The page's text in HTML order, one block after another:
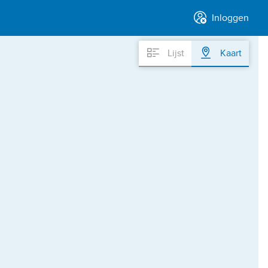
Inloggen
Lijst Kaart